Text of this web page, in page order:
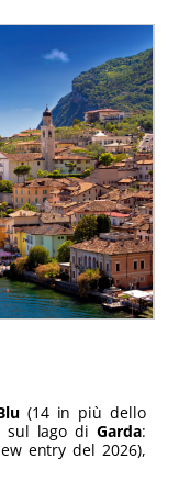
(14 in più dello
sul lago diGarda:
entry del 2026),